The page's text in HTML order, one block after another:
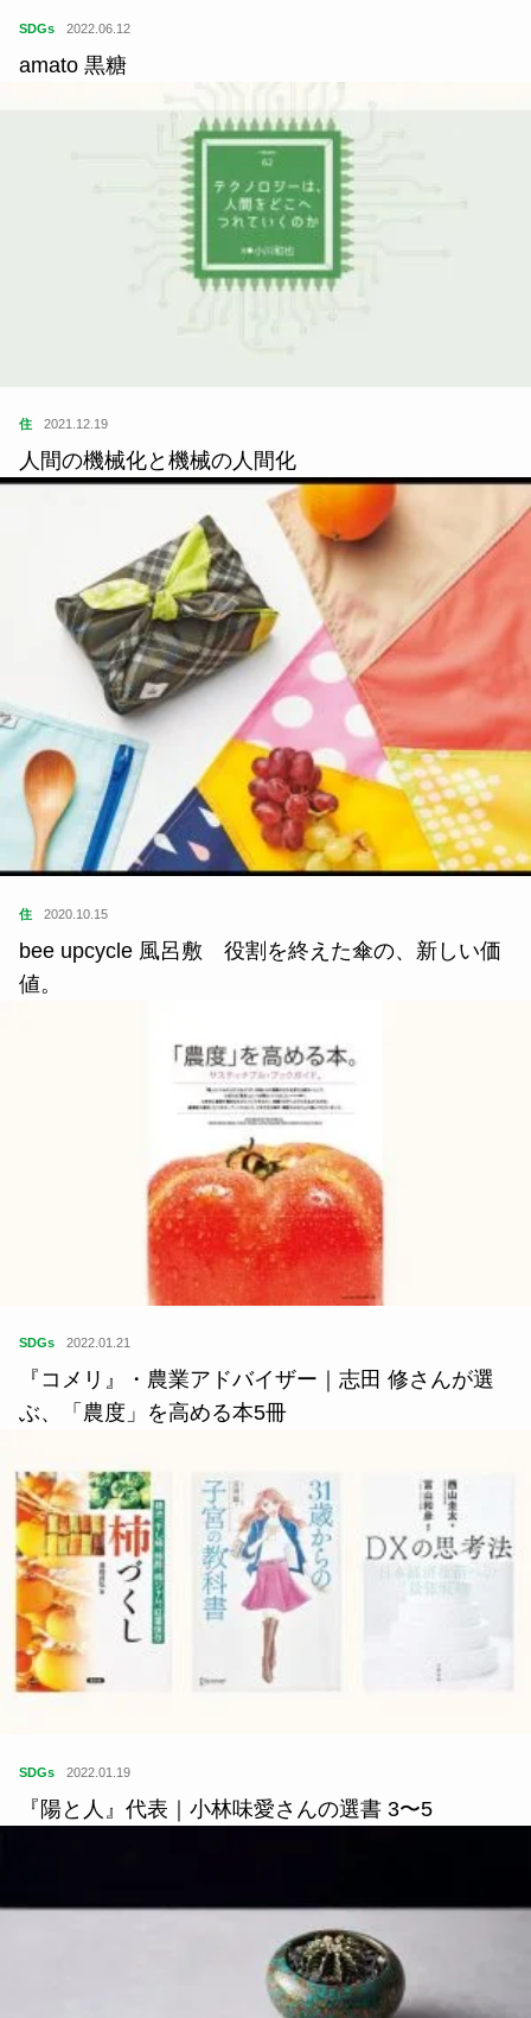
SDGs 2022.06.12
amato 黒糖
住 2021.12.19
人間の機械化と機械の人間化
住 2020.10.15
bee upcycle 風呂敷 役割を終えた傘の、新しい価
値。
SDGs 2022.01.21
『コメリ』・農業アドバイザー｜志田 修さんが選
ぶ、「農度」を高める本5冊
SDGs 2022.01.19
『陽と人』代表｜小林味愛さんの選書 3〜5